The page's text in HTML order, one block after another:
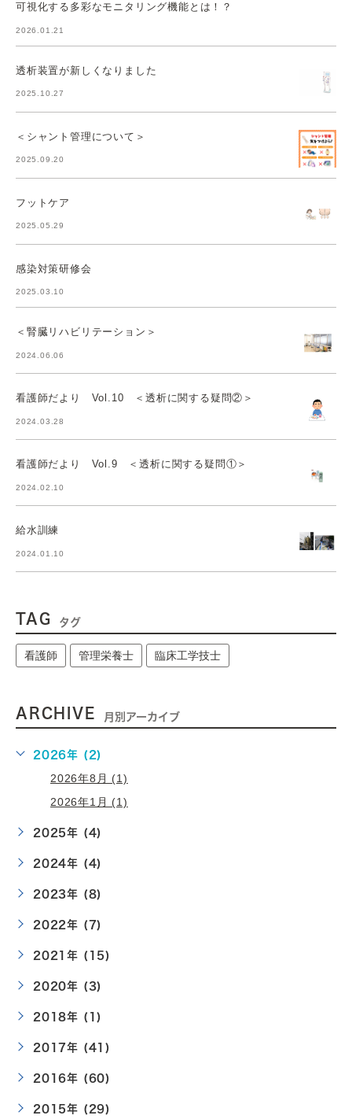
可視化する多彩なモニタリング機能とは！？
2026.01.21
透析装置が新しくなりました
2025.10.27
＜シャント管理について＞
2025.09.20
フットケア
2025.05.29
感染対策研修会
2025.03.10
＜腎臓リハビリテーション＞
2024.06.06
看護師だより Vol.10 ＜透析に関する疑問②＞
2024.03.28
看護師だより Vol.9 ＜透析に関する疑問①＞
2024.02.10
給水訓練
2024.01.10
TAG タグ
看護師 管理栄養士 臨床工学技士
ARCHIVE 月別アーカイブ
2026年 (2)
2026年8月 (1)
2026年1月 (1)
2025年 (4)
2024年 (4)
2023年 (8)
2022年 (7)
2021年 (15)
2020年 (3)
2018年 (1)
2017年 (41)
2016年 (60)
2015年 (29)